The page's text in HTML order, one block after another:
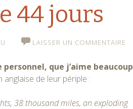
44 jours
LAISSER UN COMMENTAIRE
que j’aime beaucoup
de leur périple :
38 thousand miles, an exploding